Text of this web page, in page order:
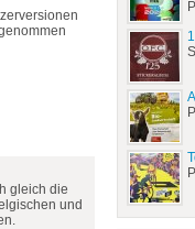
gleich die
und